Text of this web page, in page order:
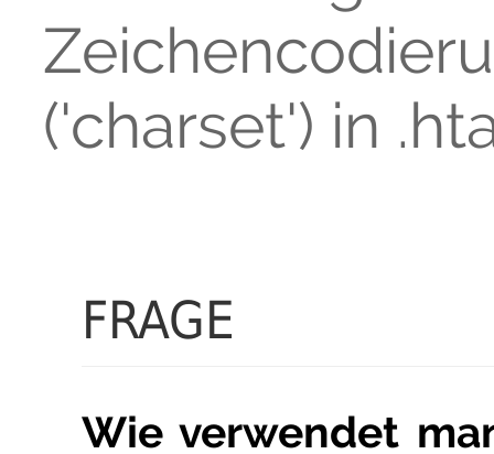
('charset') in
FRAGE
Wie verwendet